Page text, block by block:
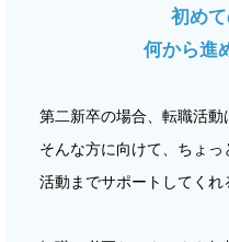
初め
何から進
第二新卒の場合、転職活動
そんな方に向けて、ちょ
活動までサポートしてくれ